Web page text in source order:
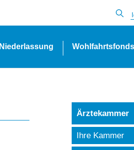
Niederlassung Wohlfahrtsfonds
Ärztekammer
Ihre Kammer